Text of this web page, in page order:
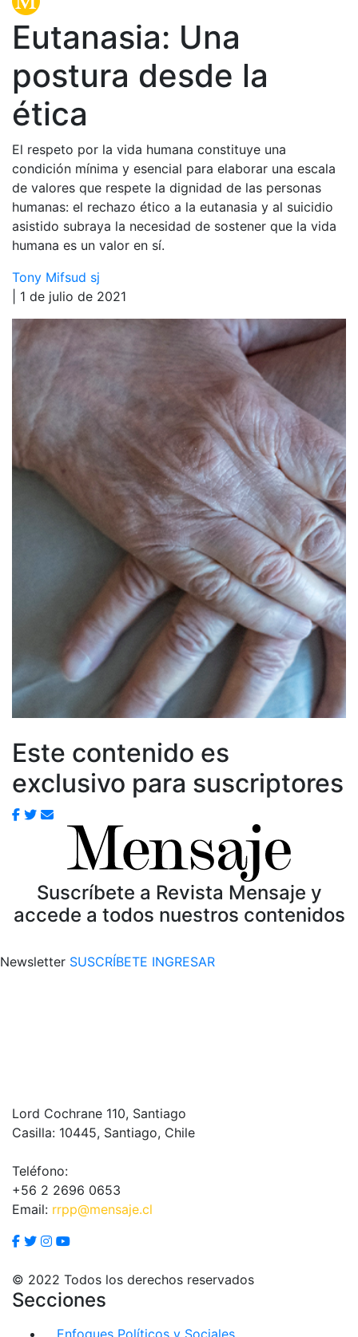
Eutanasia: Una
postura desde la
ética
El respeto por la vida humana constituye una
condición mínima y esencial para elaborar una escala
de valores que respete la dignidad de las personas
humanas: el rechazo ético a la eutanasia y al suicidio
asistido subraya la necesidad de sostener que la vida
humana es un valor en sí.
Tony Mifsud sj
| 1 de julio de 2021
Este contenido es
exclusivo para suscriptores
Suscríbete a Revista Mensaje y
accede a todos nuestros contenidos
Newsletter SUSCRÍBETE INGRESAR
Lord Cochrane 110, Santiago
Casilla: 10445, Santiago, Chile
Teléfono:
+56 2 2696 0653
Email: rrpp@mensaje.cl
© 2022 Todos los derechos reservados
Secciones
Enfoques Políticos y Sociales